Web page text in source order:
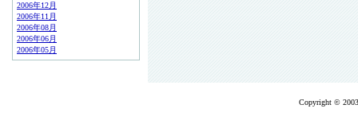
2006年12月
2006年11月
2006年08月
2006年06月
2006年05月
Copyright ©